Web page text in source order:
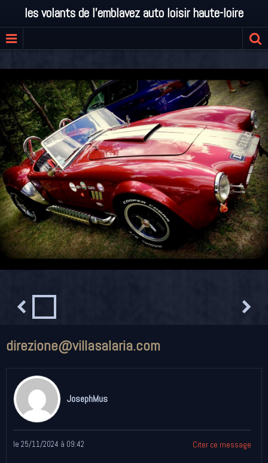
les volants de l'emblavez auto loisir haute-loire
direzione@villasalaria.com
JosephMus
le 25/11/2024 à 09:42 Citer ce message